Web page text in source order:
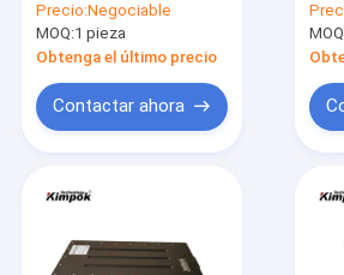
alcance Nlos Wifi
Cofdm Transmisor y
receptor de video
inalámbrico
Precio:Negociable
MOQ:1 pieza
Obtenga el último precio
Contactar ahora